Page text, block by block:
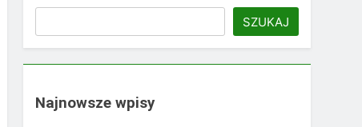
SZUKAJ
Najnowsze wpisy